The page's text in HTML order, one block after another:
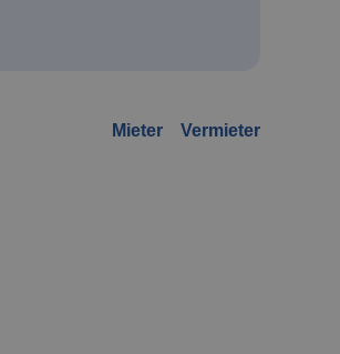
Mieter Vermieter